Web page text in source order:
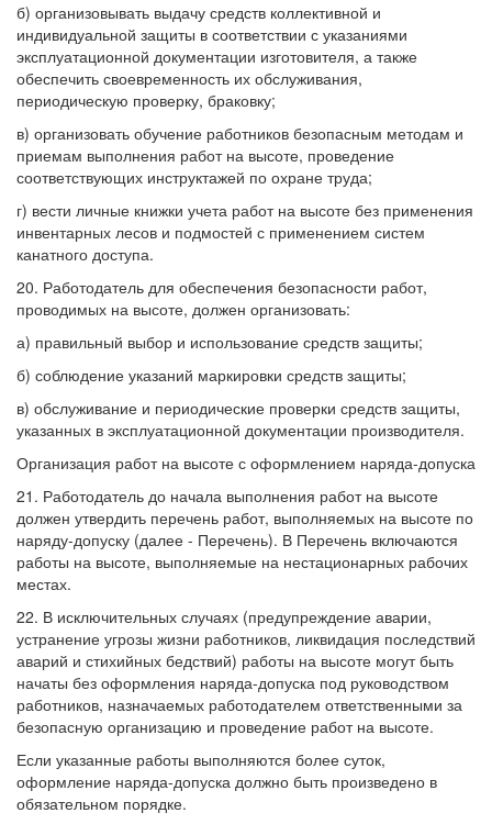
б) организовывать выдачу средств коллективной и
индивидуальной защиты в соответствии с указаниями
эксплуатационной документации изготовителя, а также
обеспечить своевременность их обслуживания,
периодическую проверку, браковку;
в) организовать обучение работников безопасным методам и
приемам выполнения работ на высоте, проведение
соответствующих инструктажей по охране труда;
г) вести личные книжки учета работ на высоте без применения
инвентарных лесов и подмостей с применением систем
канатного доступа.
20. Работодатель для обеспечения безопасности работ,
проводимых на высоте, должен организовать:
а) правильный выбор и использование средств защиты;
б) соблюдение указаний маркировки средств защиты;
в) обслуживание и периодические проверки средств защиты,
указанных в эксплуатационной документации производителя.
Организация работ на высоте с оформлением наряда-допуска
21. Работодатель до начала выполнения работ на высоте
должен утвердить перечень работ, выполняемых на высоте по
наряду-допуску (далее - Перечень). В Перечень включаются
работы на высоте, выполняемые на нестационарных рабочих
местах.
22. В исключительных случаях (предупреждение аварии,
устранение угрозы жизни работников, ликвидация последствий
аварий и стихийных бедствий) работы на высоте могут быть
начаты без оформления наряда-допуска под руководством
работников, назначаемых работодателем ответственными за
безопасную организацию и проведение работ на высоте.
Если указанные работы выполняются более суток,
оформление наряда-допуска должно быть произведено в
обязательном порядке.